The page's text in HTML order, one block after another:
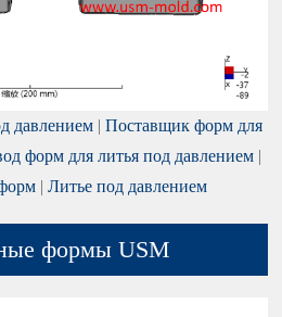
давлением |Поставщик форм для
форм для литья под давлением |
|Литье под давлением
формы USM